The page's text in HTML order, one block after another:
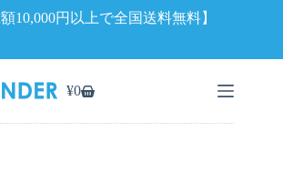
額10,000円以上で全国送料無料】
シ
¥0